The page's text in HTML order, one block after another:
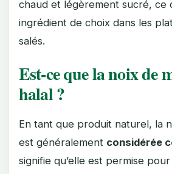
chaud et légèrement sucré, ce
ingrédient de choix dans les
salés.
Est-ce que la noix de
halal ?
En tant que produit naturel, la
est généralement considérée
signifie qu’elle est permise